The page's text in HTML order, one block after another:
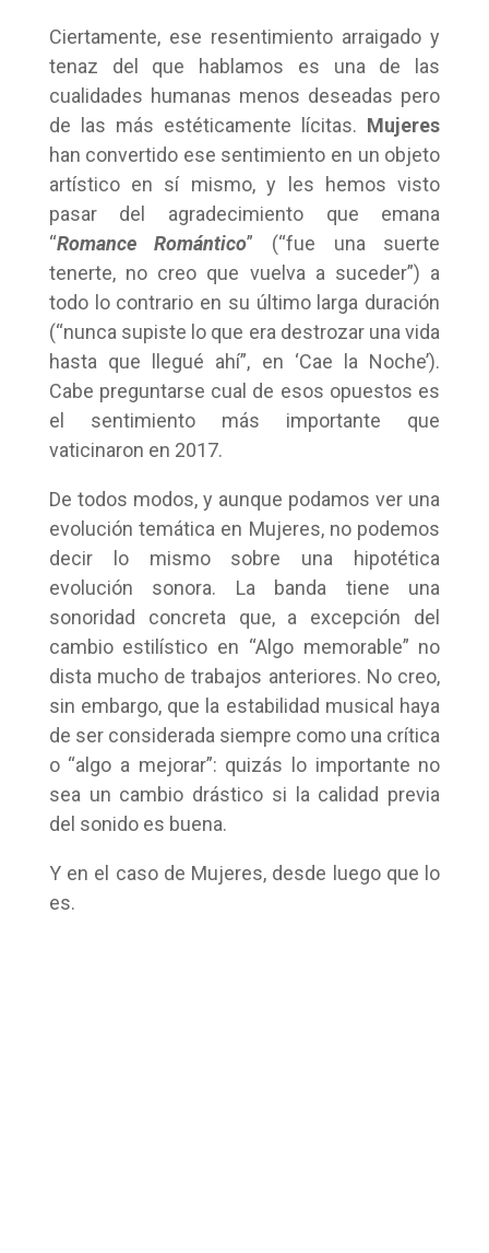
Ciertamente, ese resentimiento arraigado y
tenaz del que hablamos es una de las
cualidades humanas menos deseadas pero
de las más estéticamente lícitas. Mujeres
han convertido ese sentimiento en un objeto
artístico en sí mismo, y les hemos visto
pasar del agradecimiento que emana
“Romance Romántico” (“fue una suerte
tenerte, no creo que vuelva a suceder”) a
todo lo contrario en su último larga duración
(“nunca supiste lo que era destrozar una vida
hasta que llegué ahí”, en ‘Cae la Noche’).
Cabe preguntarse cual de esos opuestos es
el sentimiento más importante que
vaticinaron en 2017.
De todos modos, y aunque podamos ver una
evolución temática en Mujeres, no podemos
decir lo mismo sobre una hipotética
evolución sonora. La banda tiene una
sonoridad concreta que, a excepción del
cambio estilístico en “Algo memorable” no
dista mucho de trabajos anteriores. No creo,
sin embargo, que la estabilidad musical haya
de ser considerada siempre como una crítica
o “algo a mejorar”: quizás lo importante no
sea un cambio drástico si la calidad previa
del sonido es buena.
Y en el caso de Mujeres, desde luego que lo
es.